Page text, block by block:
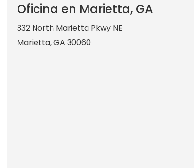
Oficina en Marietta, GA
332 North Marietta Pkwy NE
Marietta,GA 30060